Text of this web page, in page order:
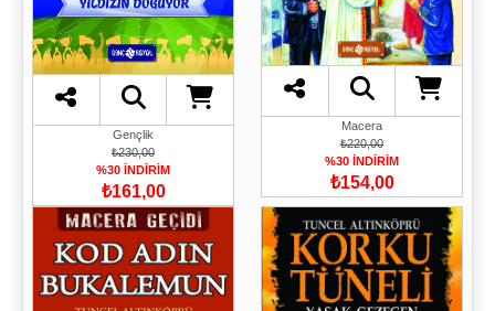
Gençlik
₺230,00
%30 İNDİRİM
₺161,00
Macera
₺220,00
%30 İNDİRİM
₺154,00